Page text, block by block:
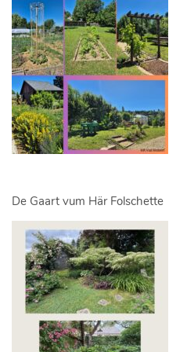
De Gaart vum Här Folschette